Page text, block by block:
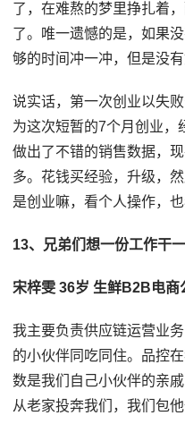
了，在难熬的梦里挣扎着
了。唯一遗憾的是，如果
够的时间冲一冲，但是没
说实话，第一次创业以失
为这次短暂的7个月创业，
做出了不错的销售数据，
多。花钱买经验，升级，
是创业嘛，看个人操作，也
13、兄弟们想一份工作干
宋梓雯 36岁 生鲜B2B电商
我主要负责供应链运营业
的小伙伴同吃同住。品控
数是我们自己小伙伴的亲
从老家投奔我们，我们包他